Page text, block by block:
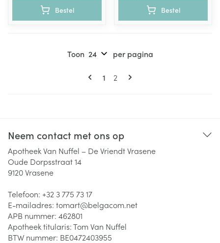
Bestel Bestel
Pagina's
U lees momenteel pagina
1 Pagina
2
Toon per pagina
Neem contact met ons op
Apotheek Van Nuffel – De Vriendt Vrasene
Oude Dorpsstraat 14
9120Vrasene
Telefoon: +32 3 775 73 17
E-mailadres: tomart@belgacom.net
APB nummer: 462801
Apotheek titularis:Tom Van Nuffel
BTW nummer: BE0472403955